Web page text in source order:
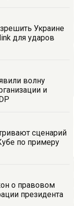
Украине
для ударов
волну
и
сценарий
по примеру
о правовом
президента